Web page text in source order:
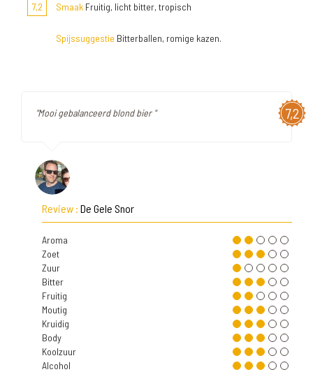
7,2 Smaak Fruitig, licht bitter, tropisch
Spijssuggestie Bitterballen, romige kazen.
7,2
"Mooi gebalanceerd blond bier "
Review : De Gele Snor
Aroma
Zoet
Zuur
Bitter
Fruitig
Moutig
Kruidig
Body
Koolzuur
Alcohol